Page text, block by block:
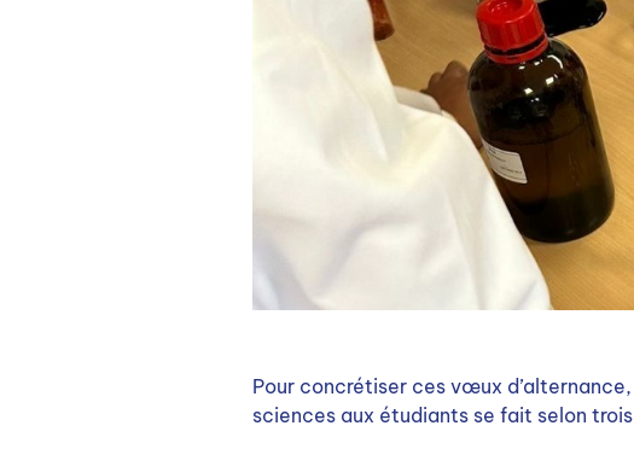
Pour concrétiser ces vœux
sciences aux étudiants se fait selon